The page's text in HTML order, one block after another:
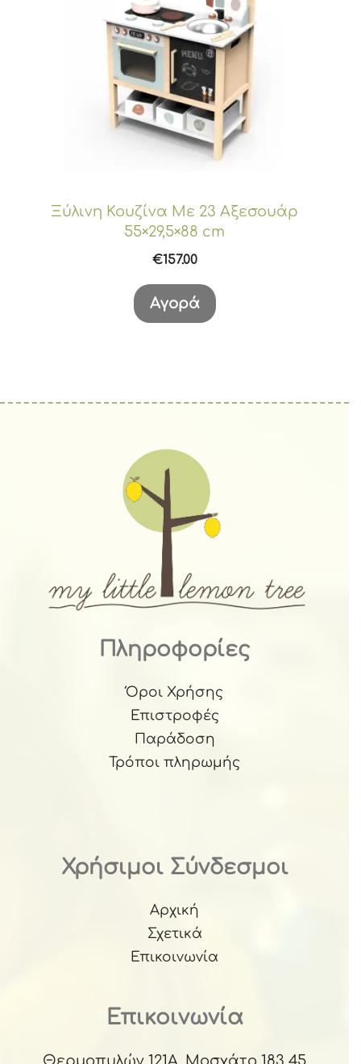
Ξύλινη Κουζίνα Με 23 Αξεσουάρ
55×29,5×88 cm
€157.00
Αγορά
Πληροφορίες
Όροι Χρήσης
Επιστροφές
Παράδοση
Τρόποι πληρωμής
Χρήσιμοι Σύνδεσμοι
Αρχική
Σχετικά
Επικοινωνία
Επικοινωνία